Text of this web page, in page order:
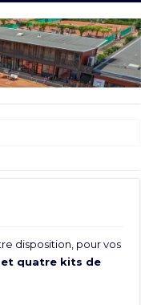
disposition, pour vos
quatre kits de